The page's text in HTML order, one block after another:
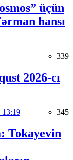
üçün
hansı
339
2026-cı
13:19 345
Tokayevin